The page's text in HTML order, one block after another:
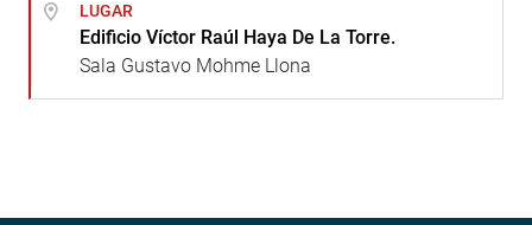
LUGAR
Edificio Víctor Raúl Haya De La Torre.
Sala Gustavo Mohme Llona